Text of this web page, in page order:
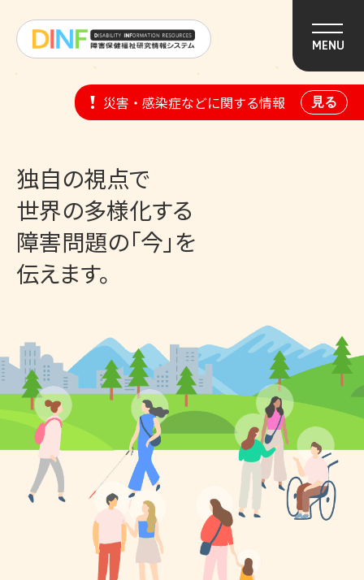
MENU
災害・感染症などに関する情報 見る
独自の視点で
世界の多様化する
障害問題の「今」を
伝えます。